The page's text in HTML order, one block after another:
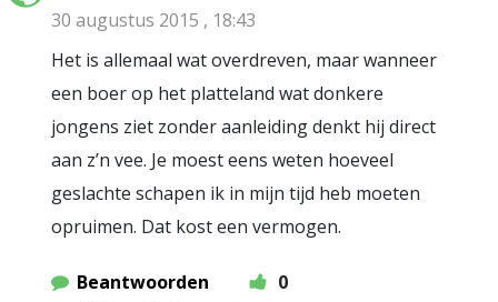
30 augustus 2015 , 18:43
Het is allemaal wat overdreven, maar wanneer
een boer op het platteland wat donkere
jongens ziet zonder aanleiding denkt hij direct
aan z’n vee. Je moest eens weten hoeveel
geslachte schapen ik in mijn tijd heb moeten
opruimen. Dat kost een vermogen.
Beantwoorden
0